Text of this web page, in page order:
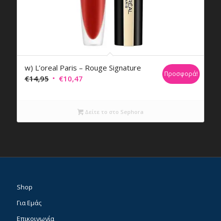
w) L’oreal Paris – Rouge Signature
€14,95 Original
€10,47Η
είναι:
€10,47.
Προσφορά!
Δείτε το στο Sephora
Shop
Για Εμάς
Επικοινωνία